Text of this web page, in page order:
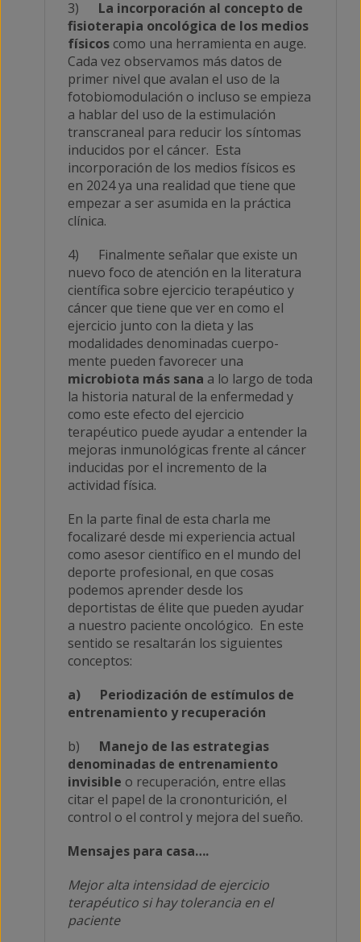
3) La incorporación al concepto de
fisioterapia oncológica de los medios
físicos como una herramienta en auge.
Cada vez observamos más datos de
primer nivel que avalan el uso de la
fotobiomodulación o incluso se empieza
a hablar del uso de la estimulación
transcraneal para reducir los síntomas
inducidos por el cáncer. Esta
incorporación de los medios físicos es
en 2024 ya una realidad que tiene que
empezar a ser asumida en la práctica
clínica.
4) Finalmente señalar que existe un
nuevo foco de atención en la literatura
científica sobre ejercicio terapéutico y
cáncer que tiene que ver en como el
ejercicio junto con la dieta y las
modalidades denominadas cuerpo-
mente pueden favorecer una
microbiota más sana a lo largo de toda
la historia natural de la enfermedad y
como este efecto del ejercicio
terapéutico puede ayudar a entender la
mejoras inmunológicas frente al cáncer
inducidas por el incremento de la
actividad física.
En la parte final de esta charla me
focalizaré desde mi experiencia actual
como asesor científico en el mundo del
deporte profesional, en que cosas
podemos aprender desde los
deportistas de élite que pueden ayudar
a nuestro paciente oncológico. En este
sentido se resaltarán los siguientes
conceptos:
a) Periodización de estímulos de
entrenamiento y recuperación
b) Manejo de las estrategias
denominadas de entrenamiento
invisible o recuperación, entre ellas
citar el papel de la crononturición, el
control o el control y mejora del sueño.
Mensajes para casa….
Mejor alta intensidad de ejercicio
terapéutico si hay tolerancia en el
paciente